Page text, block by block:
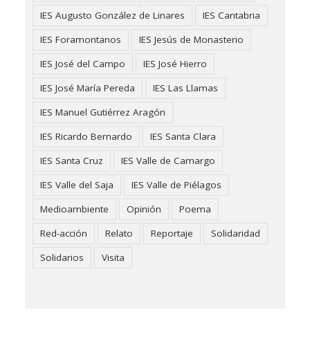
IES Augusto González de Linares
IES Cantabria
IES Foramontanos
IES Jesús de Monasterio
IES José del Campo
IES José Hierro
IES José María Pereda
IES Las Llamas
IES Manuel Gutiérrez Aragón
IES Ricardo Bernardo
IES Santa Clara
IES Santa Cruz
IES Valle de Camargo
IES Valle del Saja
IES Valle de Piélagos
Medioambiente
Opinión
Poema
Red-acción
Relato Reportaje
Solidaridad
Solidarios
Visita